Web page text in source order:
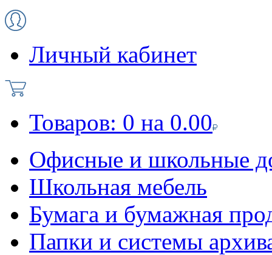
Личный кабинет
Товаров: 0 на 0.00
Офисные и школьные
Школьная мебель
Бумага и бумажная
Папки и системы